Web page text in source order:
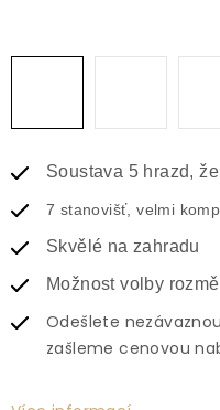
Soustava 5 hrazd,
7 stanovišť, velmi
Skvělé na zahradu
Možnost volby
Odešlete
zašleme cenovou